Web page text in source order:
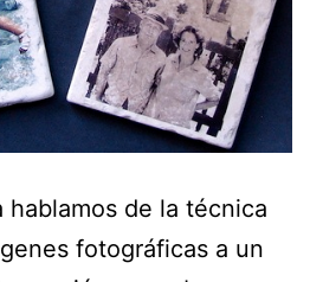
hablamos de la técnica
fotográficas a un